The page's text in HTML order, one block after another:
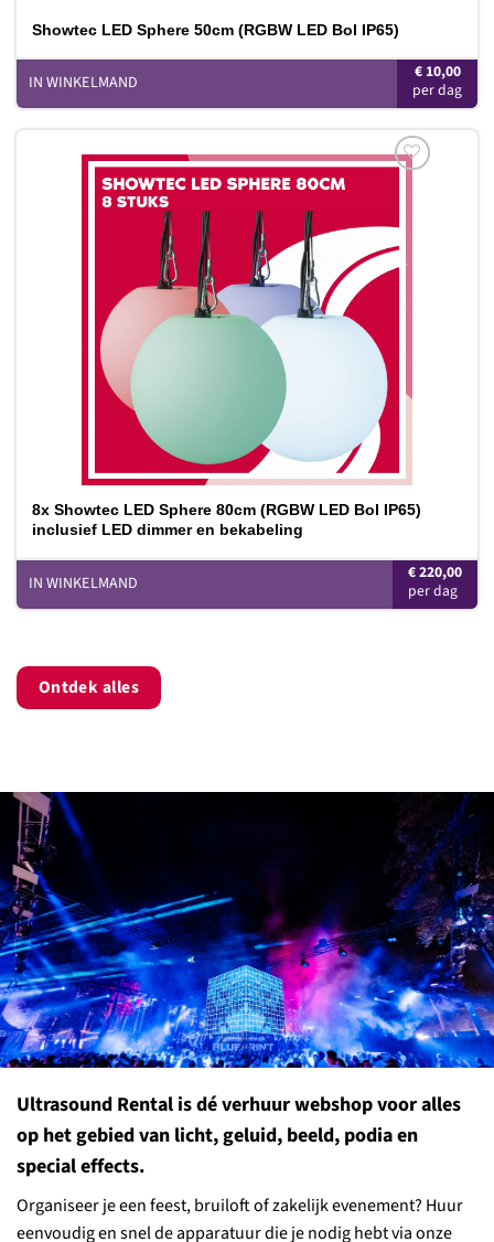
Showtec LED Sphere 50cm (RGBW LED Bol IP65)
€10,00
IN WINKELMAND
Toevoegen
verlanglijst
8x Showtec LED Sphere 80cm (RGBW LED Bol IP65)
inclusief LED dimmer en bekabeling
€220,00
IN WINKELMAND
Ontdek alles
Ultrasound Rental is dé verhuur webshop voor alles
op het gebied van licht, geluid, beeld, podia en
special effects.
Organiseer je een feest, bruiloft of zakelijk evenement? Huur
eenvoudig en snel de apparatuur die je nodig hebt via onze